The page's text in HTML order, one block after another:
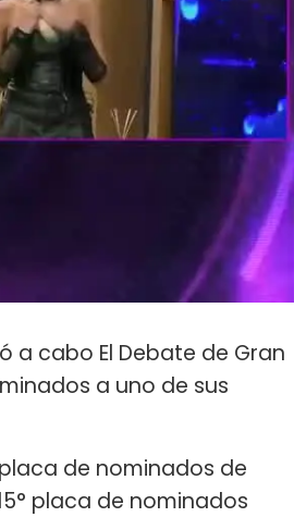
a cabo El Debate de Gran
a uno de sus
de nominados de
placa de nominados